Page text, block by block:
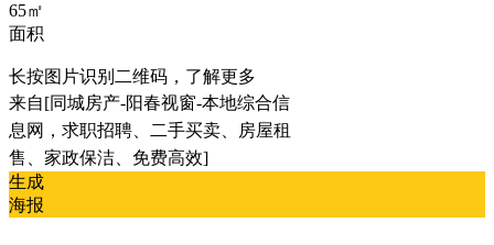
65㎡
面积
长按图片识别二维码，了解更多
来自[同城房产-阳春视窗-本地综合信
息网，求职招聘、二手买卖、房屋租
售、家政保洁、免费高效]
生成
海报